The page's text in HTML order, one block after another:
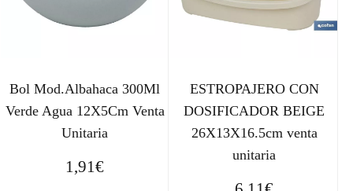
Bol Mod.Albahaca 300Ml
Verde Agua 12X5Cm Venta
Unitaria
1,91€
ESTROPAJERO CON
DOSIFICADOR BEIGE
26X13X16.5cm venta
unitaria